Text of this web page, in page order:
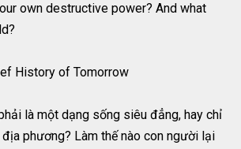
own destructive power? And what
History of Tomorrow
là một dạng sống siêu đẳng, hay chỉ
phương? Làm thế nào con người lại